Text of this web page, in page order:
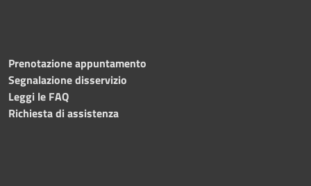
Prenotazione appuntamento
Segnalazione disservizio
Leggi le FAQ
Richiesta di assistenza